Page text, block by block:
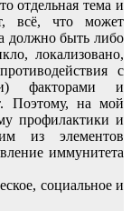
отдельная тема и
всё, что может
должно быть либо
локализовано,
с
факторами и
Поэтому, на мой
профилактики и
из элементов
иммунитета
социальное и